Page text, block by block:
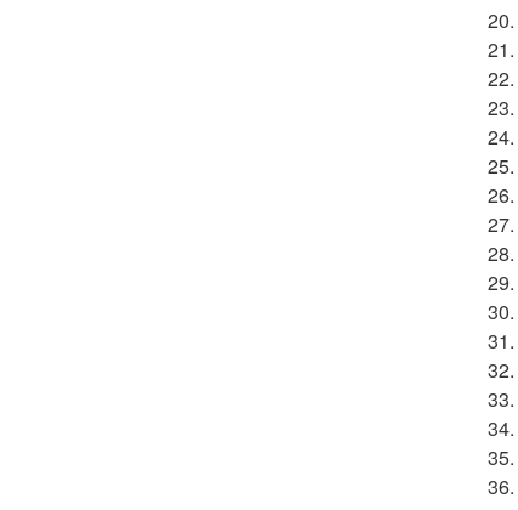
20.
21.
22.
23.
24.
25.
26.
27.
28.
29.
30.
31.
32.
33.
34.
35.
36.